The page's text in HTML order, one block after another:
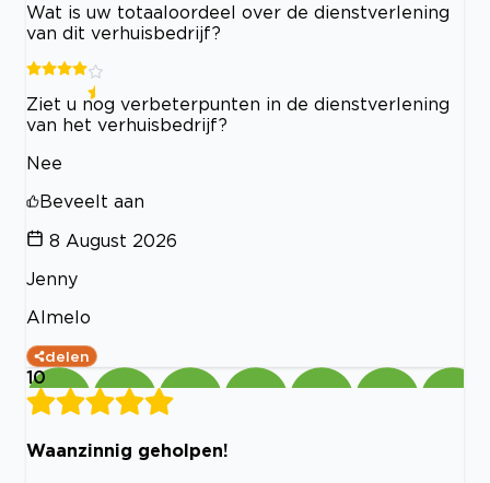
Wat is uw totaaloordeel over de dienstverlening
van dit verhuisbedrijf?
Ziet u nog verbeterpunten in de dienstverlening
van het verhuisbedrijf?
Nee
Beveelt aan
8 August 2026
Jenny
Almelo
delen
10
Waanzinnig geholpen!